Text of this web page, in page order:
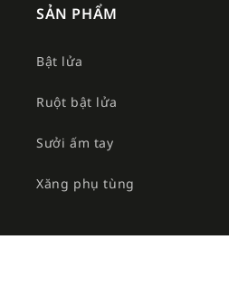
SẢN PHẨM
Bật lửa
Ruột bật lửa
Sưởi ấm tay
Xăng phụ tùng